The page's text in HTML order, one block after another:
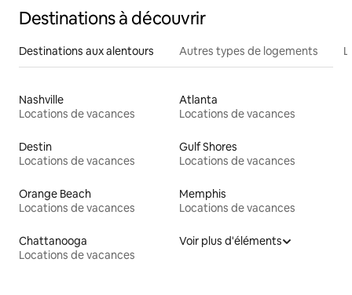
Destinations à découvrir
Destinations aux alentours Autres types de logements
Nashville
Locations de vacances
Atlanta
Locations de vacances
Destin
Locations de vacances
Gulf Shores
Locations de vacances
Orange Beach
Locations de vacances
Memphis
Locations de vacances
Chattanooga
Locations de vacances
Voir plus d'éléments